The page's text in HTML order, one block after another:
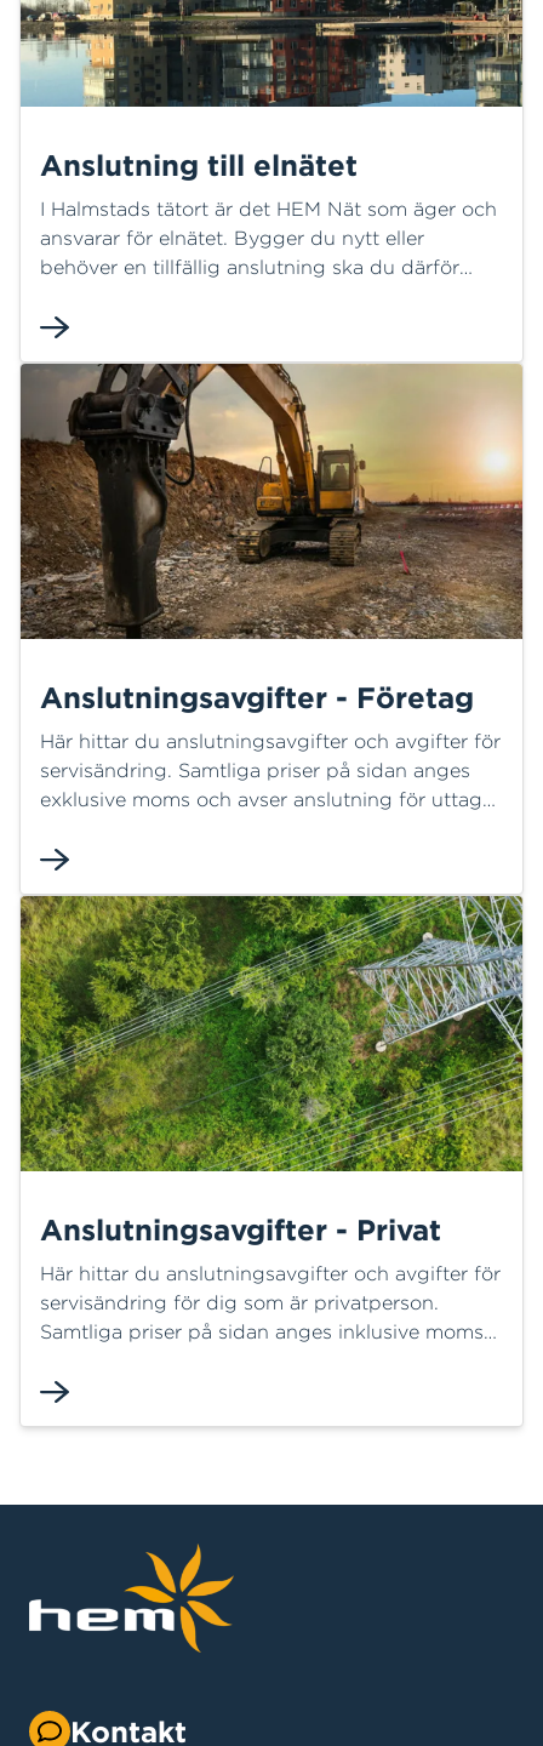
Anslutning till elnätet
I Halmstads tätort är det HEM Nät som äger och
ansvarar för elnätet. Bygger du nytt eller
behöver en tillfällig anslutning ska du därför
Anslutningsavgifter - Företag
Här hittar du anslutningsavgifter och avgifter för
servisändring. Samtliga priser på sidan anges
exklusive moms och avser anslutning för uttag
föranmälan avgör vilken periods prislista som
under angiven giltighetstid.
Anslutningsavgifter - Privat
Här hittar du anslutningsavgifter och avgifter för
servisändring för dig som är privatperson.
Samtliga priser på sidan anges inklusive moms
Registreringsdatum för godkänd föranmälan
Kontakt